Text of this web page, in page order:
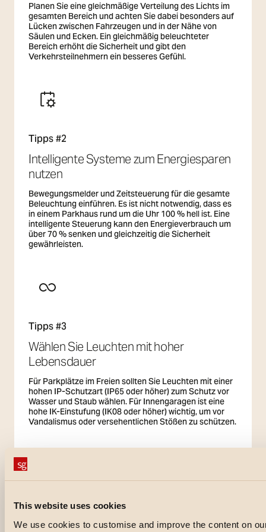
This website uses cookies
We use cookies to customise and improve the content on
Kombination mit einer intelligenten Steuerung
ist die Standardlösung. Bewegungsmelder und
Zeitsteuerung ermöglichen es, die Beleuchtung
auf ein Minimum zu reduzieren, wenn der
Bereich leer ist, und sofort auf volle Helligkeit
zu erhöhen, wenn ein Auto oder eine Person
erhebliche Betriebseinsparungen. SG
Armaturen bietet Beleuchtungslösungen für
Vordergrund steht und die eine maximale
Investitionsrendite bieten. Unsere langlebigen,
hocheffizienten und intelligenten Systeme sind
darauf ausgelegt, die Betriebskosten zu
senken und gleichzeitig eine sichere
Umgebung für alle Nutzer zu schaffen.
Planen Sie eine gleichmäßige Verteilung des Lichts im
gesamten Bereich und achten Sie dabei besonders auf
Lücken zwischen Fahrzeugen und in der Nähe von
Säulen und Ecken. Ein gleichmäßig beleuchteter
Bereich erhöht die Sicherheit und gibt den
Verkehrsteilnehmern ein besseres Gefühl.
Tipps #2
Intelligente Systeme zum Energiesparen
nutzen
Bewegungsmelder und Zeitsteuerung für die gesamte
Beleuchtung einführen. Es ist nicht notwendig, dass es
in einem Parkhaus rund um die Uhr 100 % hell ist. Eine
intelligente Steuerung kann den Energieverbrauch um
über 70 % senken und gleichzeitig die Sicherheit
gewährleisten.
Tipps #3
Wählen Sie Leuchten mit hoher
Lebensdauer
Für Parkplätze im Freien sollten Sie Leuchten mit einer
hohen IP-Schutzart (IP65 oder höher) zum Schutz vor
Wasser und Staub wählen. Für Innengaragen ist eine
hohe IK-Einstufung (IK08 oder höher) wichtig, um vor
Vandalismus oder versehentlichen Stößen zu schützen.
Tipps #4
Minimale Blendwirkung für Fahrkomfort